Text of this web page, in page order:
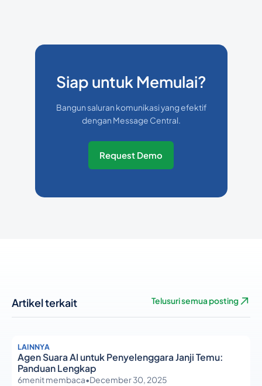
Siap untuk Memulai?
Bangun saluran komunikasi yang efektif
dengan Message Central.
Request Demo
Artikel terkait Telusuri semua posting
LAINNYA
Agen Suara AI untuk Penyelenggara Janji Temu:
Panduan Lengkap
6menit membaca•December 30, 2025